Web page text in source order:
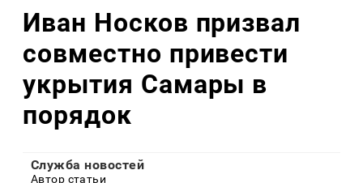
Иван Носков призвал
совместно привести
укрытия Самары в
порядок
Служба новостей
Автор статьи